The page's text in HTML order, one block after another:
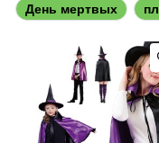
День мертвых